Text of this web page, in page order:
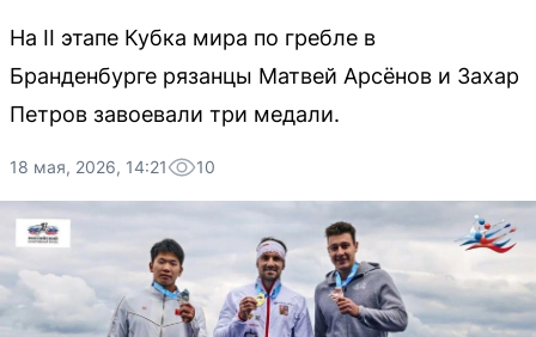
На II этапе Кубка мира по гребле в
Бранденбурге рязанцы Матвей Арсёнов и Захар
Петров завоевали три медали.
18 мая, 2026, 14:21 10